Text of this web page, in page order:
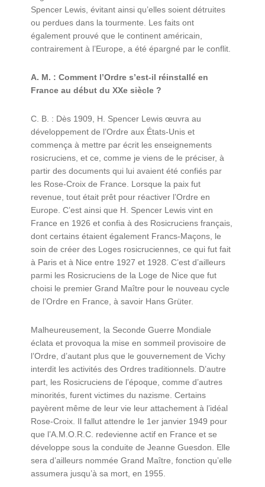
Spencer Lewis, évitant ainsi qu’elles soient détruites
ou perdues dans la tourmente. Les faits ont
également prouvé que le continent américain,
contrairement à l’Europe, a été épargné par le conflit.
A. M. : Comment l’Ordre s’est-il réinstallé en
France au début du XXe siècle ?
C. B. : Dès 1909, H. Spencer Lewis œuvra au
développement de l’Ordre aux États-Unis et
commença à mettre par écrit les enseignements
rosicruciens, et ce, comme je viens de le préciser, à
partir des documents qui lui avaient été confiés par
les Rose-Croix de France. Lorsque la paix fut
revenue, tout était prêt pour réactiver l’Ordre en
Europe. C’est ainsi que H. Spencer Lewis vint en
France en 1926 et confia à des Rosicruciens français,
dont certains étaient également Francs-Maçons, le
soin de créer des Loges rosicruciennes, ce qui fut fait
à Paris et à Nice entre 1927 et 1928. C’est d’ailleurs
parmi les Rosicruciens de la Loge de Nice que fut
choisi le premier Grand Maître pour le nouveau cycle
de l’Ordre en France, à savoir Hans Grüter.
Malheureusement, la Seconde Guerre Mondiale
éclata et provoqua la mise en sommeil provisoire de
l’Ordre, d’autant plus que le gouvernement de Vichy
interdit les activités des Ordres traditionnels. D’autre
part, les Rosicruciens de l’époque, comme d’autres
minorités, furent victimes du nazisme. Certains
payèrent même de leur vie leur attachement à l’idéal
Rose-Croix. Il fallut attendre le 1er janvier 1949 pour
que l’A.M.O.R.C. redevienne actif en France et se
développe sous la conduite de Jeanne Guesdon. Elle
sera d’ailleurs nommée Grand Maître, fonction qu’elle
assumera jusqu’à sa mort, en 1955.